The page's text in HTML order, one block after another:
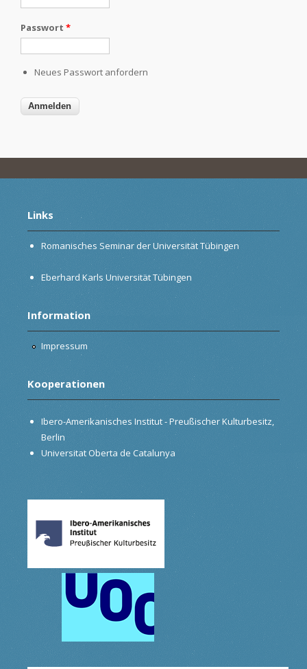
Passwort *
Neues Passwort anfordern
Links
Romanisches Seminar der Universität Tübingen
Eberhard Karls Universität Tübingen
Information
Impressum
Kooperationen
Ibero-Amerikanisches Institut - Preußischer Kulturbesitz,
Berlin
Universitat Oberta de Catalunya